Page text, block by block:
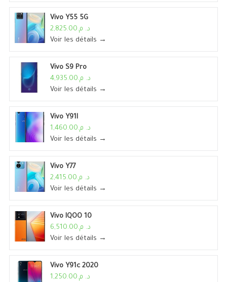
Vivo Y55 5G
د. م.2,825.00
Voir les détails →
Vivo S9 Pro
د. م.4,935.00
Voir les détails →
Vivo Y91I
د. م.1,460.00
Voir les détails →
Vivo Y77
د. م.2,415.00
Voir les détails →
Vivo IQOO 10
د. م.6,510.00
Voir les détails →
Vivo Y91c 2020
د. م.1,250.00